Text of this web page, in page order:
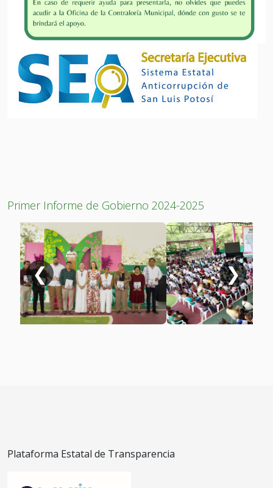
Primer Informe de Gobierno 2024-2025
❮ ❯
Plataforma Estatal de Transparencia